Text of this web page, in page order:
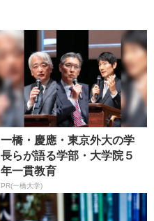
一橋・慶應・東京外大の学
長らが語る学部・大学院５
年一貫教育
PR(一橋大学)